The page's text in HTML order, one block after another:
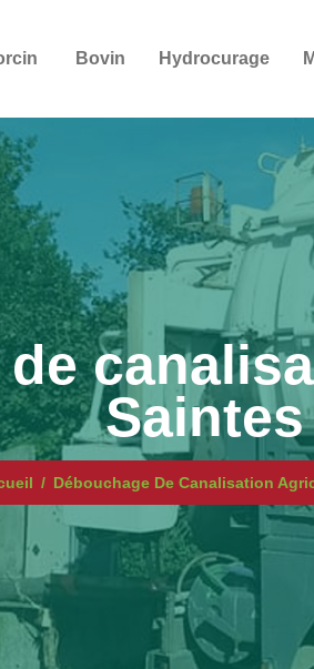
Bovin Hydrocurage
Saintes
Débouchage De Canalisation